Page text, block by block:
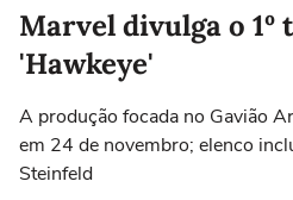
Marvel divulga o
'Hawkeye'
A produção focada no Gavião
em 24 de novembro; elenco
Steinfeld